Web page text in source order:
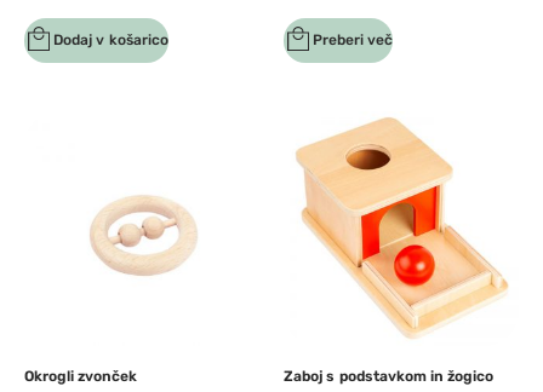
Dodaj v košarico Preberi več
Okrogli zvonček Zaboj s podstavkom in žogico